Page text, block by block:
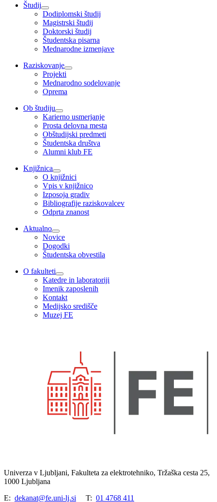
Študij
Dodiplomski študij
Magistrski študij
Doktorski študij
Študentska pisarna
Mednarodne izmenjave
Raziskovanje
Projekti
Mednarodno sodelovanje
Oprema
Ob študiju
Karierno usmerjanje
Prosta delovna mesta
Obštudijski predmeti
Študentska društva
Alumni klub FE
Knjižnica
O knjižnici
Vpis v knjižnico
Izposoja gradiv
Bibliografije raziskovalcev
Odprta znanost
Aktualno
Novice
Dogodki
Študentska obvestila
O fakulteti
Katedre in laboratoriji
Imenik zaposlenih
Kontakt
Medijsko središče
Muzej FE
Univerza v Ljubljani, Fakulteta za elektrotehniko, Tržaška cesta 25,
1000 Ljubljana
E: dekanat@fe.uni-lj.si T: 01 4768 411